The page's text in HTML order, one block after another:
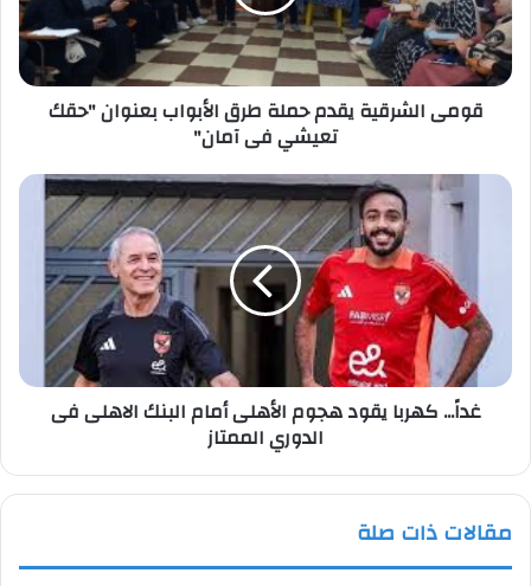
الأبواب
بعنوان
"حقك
تعيشي
قومى الشرقية يقدم حملة طرق الأبواب بعنوان "حقك
تعيشي فى آمان"
غداً...
الأهلى
البنك
الاهلى
فى
الدوريغداً... كهربا يقود هجوم الأهلى أمام البنك الاهلى فى
الدوري الممتاز
مقالات ذات صلة